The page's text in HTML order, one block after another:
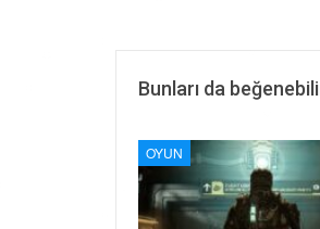
Bunları da
OYUN